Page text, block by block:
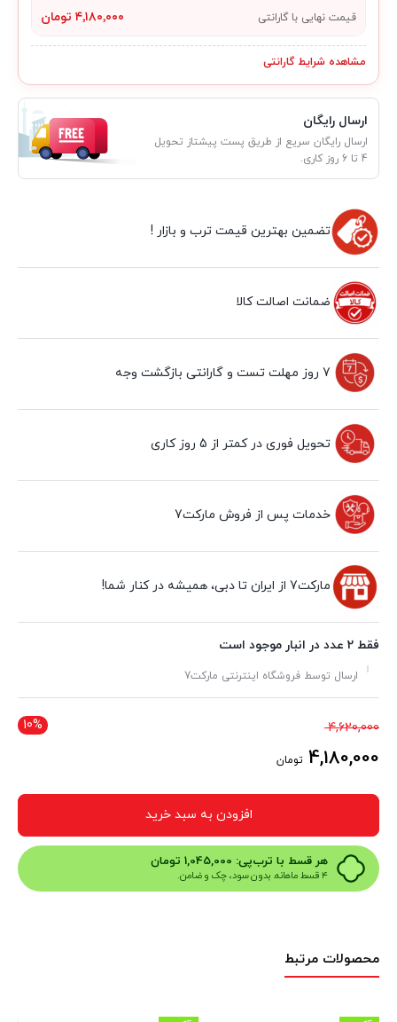
قیمت نهایی با گارانتی ۴٬۱۸۰٬۰۰۰ تومان
مشاهده شرایط گارانتی
ارسال رایگان
ارسال رایگان سریع از طریق پست پیشتاز تحویل
4 تا 6 روز کاری.
تضمین بهترین قیمت ترب و بازار !
ضمانت اصالت کالا
7 روز مهلت تست و گارانتی بازگشت وجه
تحویل فوری در کمتر از 5 روز کاری
خدمات پس از فروش مارکت7
مارکت7 از ایران تا دبی، همیشه در کنار شما!
فقط 2 عدد در انبار موجود است
ارسال توسط فروشگاه اینترنتی مارکت7
10% 4,620,000قیمت
اصلی
4,180,000 تومان
4,180,000 تومان
است.
افزودن به سبد خرید
هر قسط با ترب‌پی: 1,045,000 تومان
۴ قسط ماهانه. بدون سود، چک و ضامن.
محصولات مرتبط